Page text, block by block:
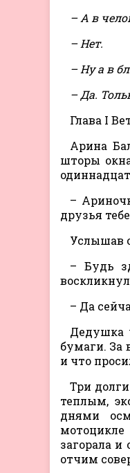
– А в
– Нет.
– Ну а в
– Да.
Глава I
Арина
шторы
–
друзья
Услышав
– Будь
– Да
Дедушка
бумаги. За
и что
Три
теплым,
днями
загорала
отчим